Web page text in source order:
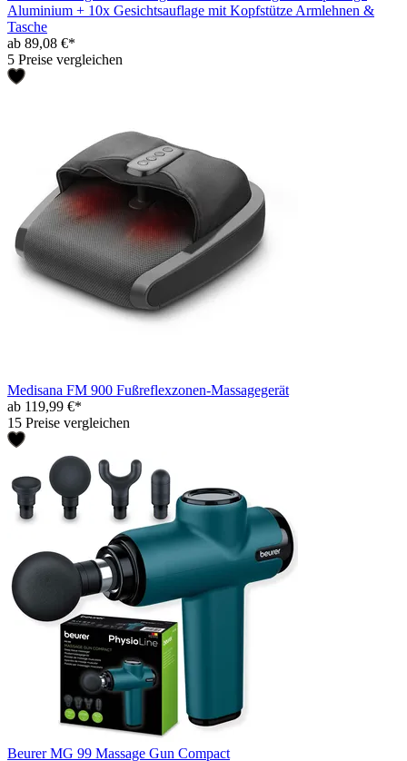
Aluminium + 10x Gesichtsauflage mit Kopfstütze Armlehnen &
Tasche
ab 89,08 €*
5 Preise vergleichen
Medisana FM 900 Fußreflexzonen-Massagegerät
ab 119,99 €*
15 Preise vergleichen
Beurer MG 99 Massage Gun Compact